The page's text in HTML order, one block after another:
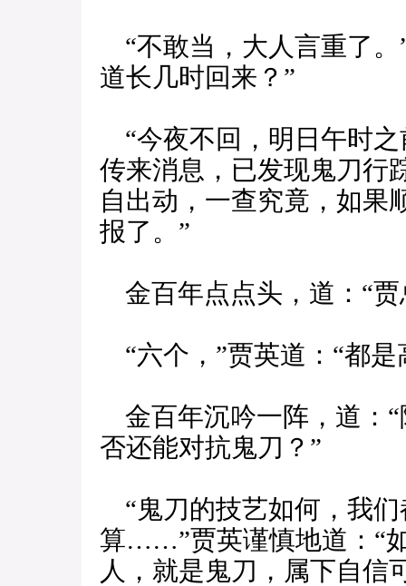
“不敢当，大人言重了。
道长几时回来？”
“今夜不回，明日午时之
传来消息，已发现鬼刀行
自出动，一查究竟，如果
报了。”
金百年点点头，道：“贾
“六个，”贾英道：“都是
金百年沉吟一阵，道：
否还能对抗鬼刀？”
“鬼刀的技艺如何，我
算……”贾英谨慎地道：“
人，就是鬼刀，属下自信